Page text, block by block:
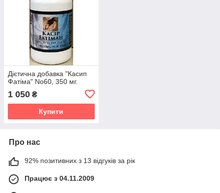
Дієтична добавка "Касип
Фатіма" No60, 350 мг.
1 050 ₴
Купити
Про нас
92% позитивних з 13 відгуків за рік
Працює з 04.11.2009